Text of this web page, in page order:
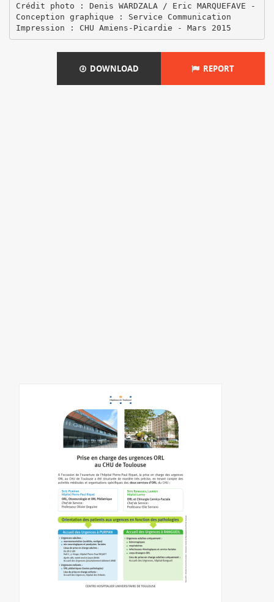
Crédit photo : Denis WARDZALA / Eric MARQUEFAVE -
Conception graphique : Service Communication
DOWNLOAD REPORT